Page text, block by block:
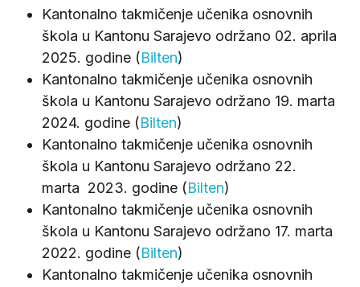
Kantonalno takmičenje učenika osnovnih
škola u Kantonu Sarajevo održano 02. aprila
2025. godine (Bilten)
Kantonalno takmičenje učenika osnovnih
škola u Kantonu Sarajevo održano 19. marta
2024. godine (Bilten)
Kantonalno takmičenje učenika osnovnih
škola u Kantonu Sarajevo održano 22.
marta 2023. godine (Bilten)
Kantonalno takmičenje učenika osnovnih
škola u Kantonu Sarajevo održano 17. marta
2022. godine (Bilten)
Kantonalno takmičenje učenika osnovnih